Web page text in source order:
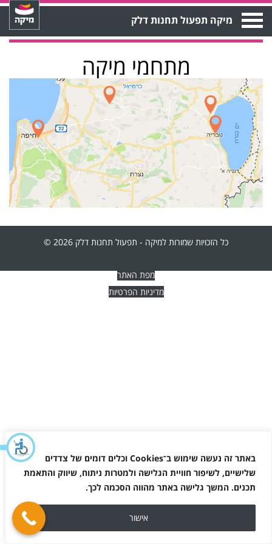
באתר זה נעשה שימוש ב־Cookies וכלים דומים של צדדים
שלישיים, לשיפור חוויית הגלישה ולמטרות ניתוח, שיווק והתאמת
תכנים. המשך גלישה באתר מהווה הסכמה לכך.
אישור
Open
Menu מיקה תפעול תחנות דלק
מתחמי מיקה
כל הזכויות שמורות למיקה - תפעול תחנות דלק 2026 ©
מפת האתר
מדיניות הפרטיות